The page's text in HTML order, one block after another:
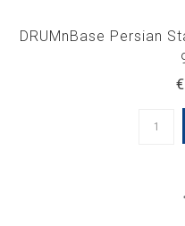
DRUMnBase Persian